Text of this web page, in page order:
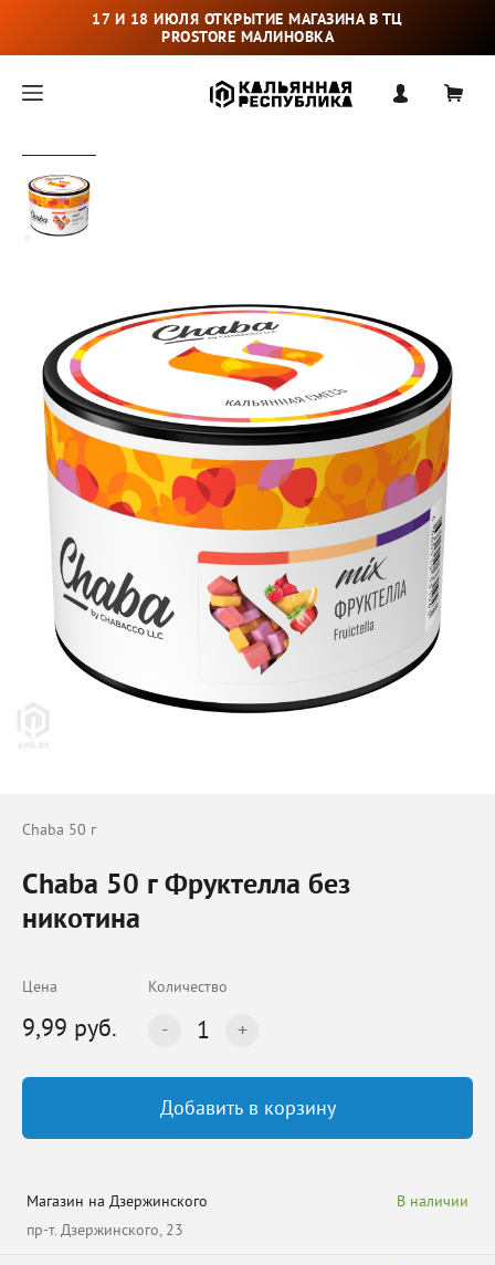
17 И 18 ИЮЛЯ ОТКРЫТИЕ МАГАЗИНА В ТЦ
PROSTORE МАЛИНОВКА
Chaba 50 г
Chaba 50 г Фруктелла без
никотина
Цена
9,99 руб.
Количество
1
Добавить в корзину
Магазин на Дзержинского
пр-т. Дзержинского, 23
В наличии